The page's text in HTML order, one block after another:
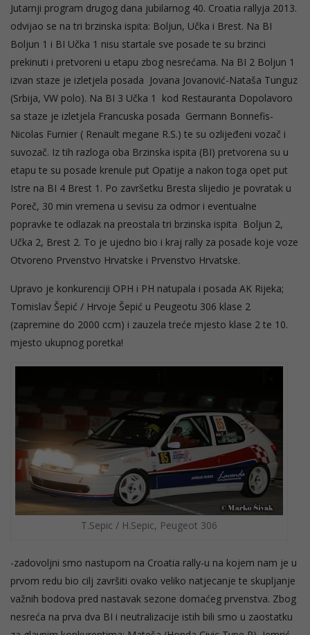
Jutarnji program drugog dana jubilarnog 40. Croatia rallyja 2013.
odvijao se na tri brzinska ispita: Boljun, Učka i Brest. Na BI
Boljun 1 i BI Učka 1 nisu startale sve posade te su brzinci
prekinuti i pretvoreni u etapu zbog nesrećama. Na BI 2 Boljun 1
izvan staze je izletjela posada Jovana Jovanović-Nataša Tunguz
(Srbija, VW polo). Na BI 3 Učka 1 kod Restauranta Dopolavoro
sa staze je izletjela Francuska posada Germann Bonnefis-
Nicolas Furnier ( Renault megane R.S.) te su ozlijeđeni vozač i
suvozač. Iz tih razloga oba Brzinska ispita (BI) pretvorena su u
etapu te su posade krenule put Opatije a nakon toga opet put
Istre na BI 4 Brest 1. Po završetku Bresta slijedio je povratak u
Poreč, 30 min vremena u sevisu za odmor i eventualne
popravke te odlazak na preostala tri brzinska ispita Boljun 2,
Učka 2, Brest 2. To je ujedno bio i kraj rally za posade koje voze
Otvoreno Prvenstvo Hrvatske i Prvenstvo Hrvatske.
Upravo je konkurenciji OPH i PH natupala i posada AK Rijeka;
Tomislav Šepić / Hrvoje Šepić u Peugeotu 306 klase 2
(zapremine do 2000 ccm) i zauzela treće mjesto klase 2 te 10.
mjesto ukupnog poretka!
T.Sepic / H.Sepic, Peugeot 306
-zadovoljni smo nastupom na Croatia rally-u na kojem nam je u
prvom redu bio cilj završiti ovako veliko natjecanje te skupljanje
važnih bodova pred nastavak sezone domaćeg prvenstva. Zbog
nesreća na prva dva BI i neutralizacije istih bili smo u zaostatku